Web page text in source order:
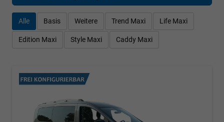
Alle Basis Weitere Trend Maxi Life Maxi
Edition Maxi Style Maxi Caddy Maxi